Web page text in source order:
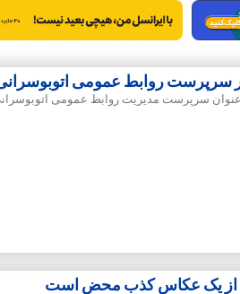
سرپرست روابط عمومی
عنوان سرپرست مدیریت روابط عمومی
از یک عکاس کذب محض است